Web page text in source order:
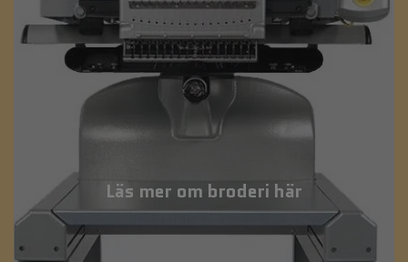
Läs mer om broderi här